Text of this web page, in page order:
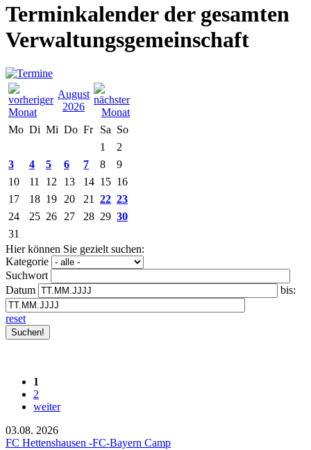
Terminkalender der gesamten
Verwaltungsgemeinschaft
August
2026
Mo Di Mi Do Fr Sa So
1
2
3
4 5 6 7 8
9
10
11 12 13 14 15 16
17
18 19 20 21 22 23
24
25 26 27 28 29 30
31
Hier können Sie gezielt suchen:
Kategorie
Suchwort
Datum
bis:
reset
1
2
weiter
03.08. 2026
FC Hettenshausen -FC-Bayern Camp